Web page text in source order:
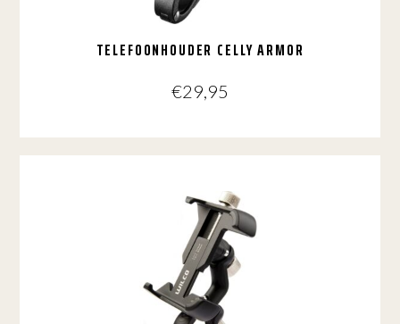
TELEFOONHOUDER CELLY ARMOR
€29,95